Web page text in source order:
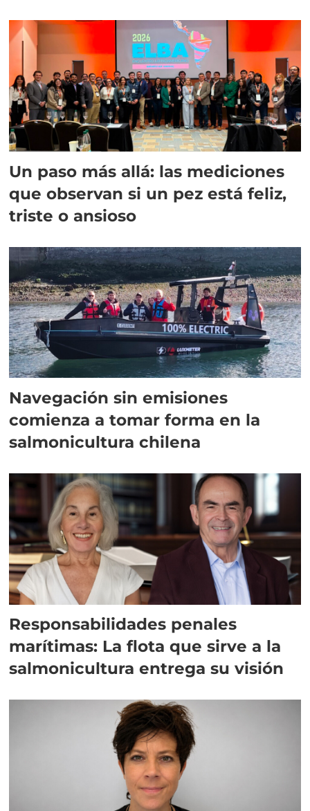
Un paso más allá: las mediciones
que observan si un pez está feliz,
triste o ansioso
Navegación sin emisiones
comienza a tomar forma en la
salmonicultura chilena
Responsabilidades penales
marítimas: La flota que sirve a la
salmonicultura entrega su visión